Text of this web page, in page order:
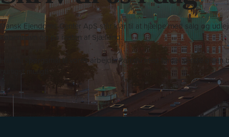
Dansk Ejendoms-Center ApS står klar til at hjælpe med salg og
København og på resten af Sjælland.
Har du spørgsmål til vores arbejde, kan du med fordel sende os en
hurtigst muligt!